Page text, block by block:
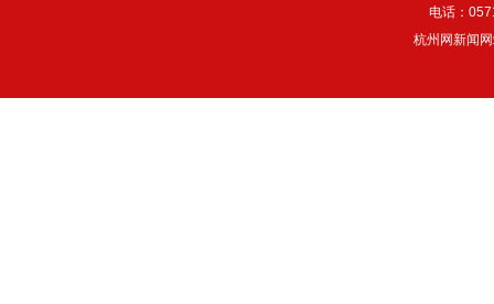
电话：
杭州网新闻